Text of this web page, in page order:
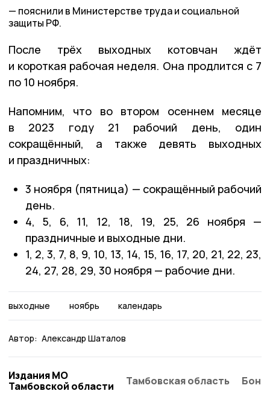
пояснили в Министерстве труда и социальной
защиты РФ.
После трёх выходных котовчан ждёт
и короткая рабочая неделя. Она продлится с 7
по 10 ноября.
Напомним, что во втором осеннем месяце
в 2023 году 21 рабочий день, один
сокращённый, а также девять выходных
и праздничных:
3 ноября (пятница) — сокращённый рабочий
день.
4, 5, 6, 11, 12, 18, 19, 25, 26 ноября —
праздничные и выходные дни.
1, 2, 3, 7, 8, 9, 10, 13, 14, 15, 16, 17, 20, 21, 22, 23,
24, 27, 28, 29, 30 ноября — рабочие дни.
выходные ноябрь календарь
Автор: Александр Шаталов
Издания МО
Тамбовской области
Тамбовская область